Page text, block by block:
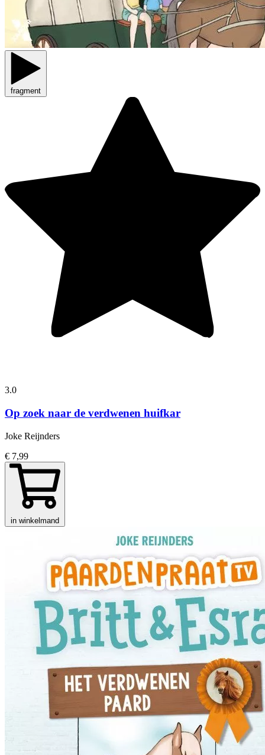
fragment
3.0
Op zoek naar de verdwenen huifkar
Joke Reijnders
€ 7,99
in winkelmand